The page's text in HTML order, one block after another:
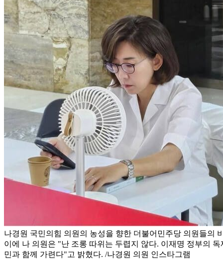
나경원 국민의힘 의원의 농성을 향한 더불어민주당 의원들의
이에 나 의원은 "난 조롱 따위는 두렵지 않다. 이재명 정부의
민과 함께 가련다"고 밝혔다. /나경원 의원 인스타그램